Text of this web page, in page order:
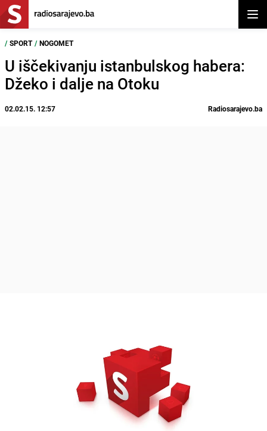
/ SPORT / NOGOMET
U iščekivanju istanbulskog habera:
Džeko i dalje na Otoku
02.02.15. 12:57 Radiosarajevo.ba